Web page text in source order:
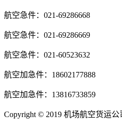
航空急件：021-69286668
航空急件：021-69286669
航空急件：021-60523632
航空加急件：18602177888
航空加急件：13816733859
Copyright © 2019 机场航空货运公